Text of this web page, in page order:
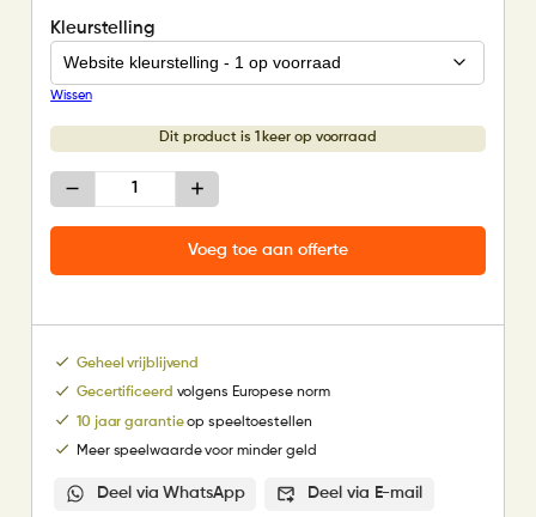
Kleurstelling
Wissen
Dit product is 1 keer op voorraad
Speeltoestel
hangrek
Voeg toe aan offerte
Geheel vrijblijvend
Gecertificeerd volgens Europese norm
10 jaar garantieop speeltoestellen
Meer speelwaarde voor minder geld
Deel via WhatsApp Deel via E-mail